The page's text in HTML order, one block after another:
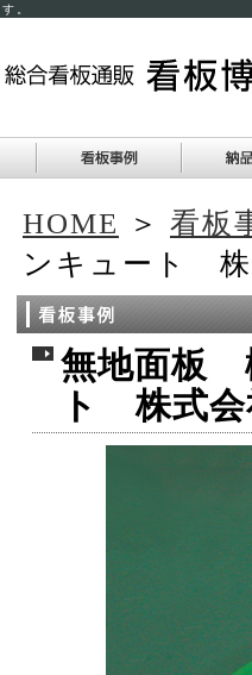
。
HOME ＞ 看板
ンキュート 株
無地面板
ト 株式会